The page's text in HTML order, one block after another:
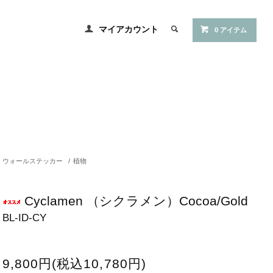
マイアカウント 0 アイテム
ウォールステッカー / 植物
Cyclamen （シクラメン）Cocoa/Gold
BL-ID-CY
9,800円(税込10,780円)